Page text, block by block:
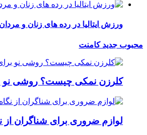
ورزش ایتالیا در رده های زنان و مردان
محبوب جدیدکامنت
کلرزن نمکی چیست؟ روشی نو
لوازم ضروری برای شناگران